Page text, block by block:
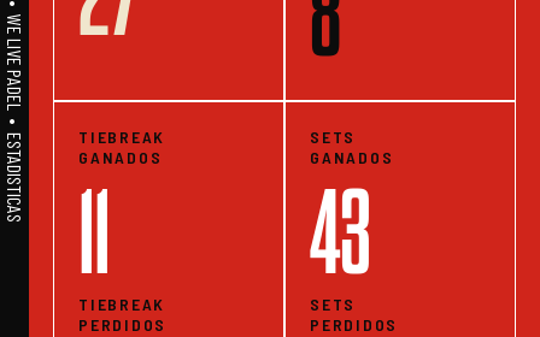
A1PADEL • WE LIVE PADEL • ESTADISTICAS
TIEBREAK
GANADOS
11
TIEBREAK
PERDIDOS
SETS
GANADOS
43
SETS
PERDIDOS